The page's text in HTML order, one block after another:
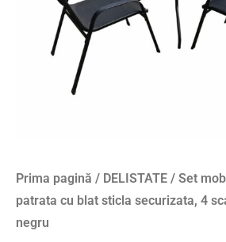
Prima pagină / DELISTATE / Set
patrata cu blat sticla securizata, 4
negru